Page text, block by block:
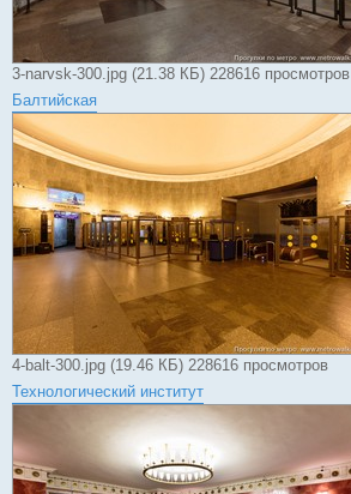
3-narvsk-300.jpg (21.38 КБ) 228616 просмотров
Балтийская
4-balt-300.jpg (19.46 КБ) 228616 просмотров
Технологический институт